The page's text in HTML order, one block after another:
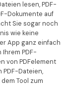
lesen, PDF-
Dokumente auf
Sie sogar noch
wie keine
App ganz einfach
PDF-
von PDFelement
PDF-Dateien,
Tool zum